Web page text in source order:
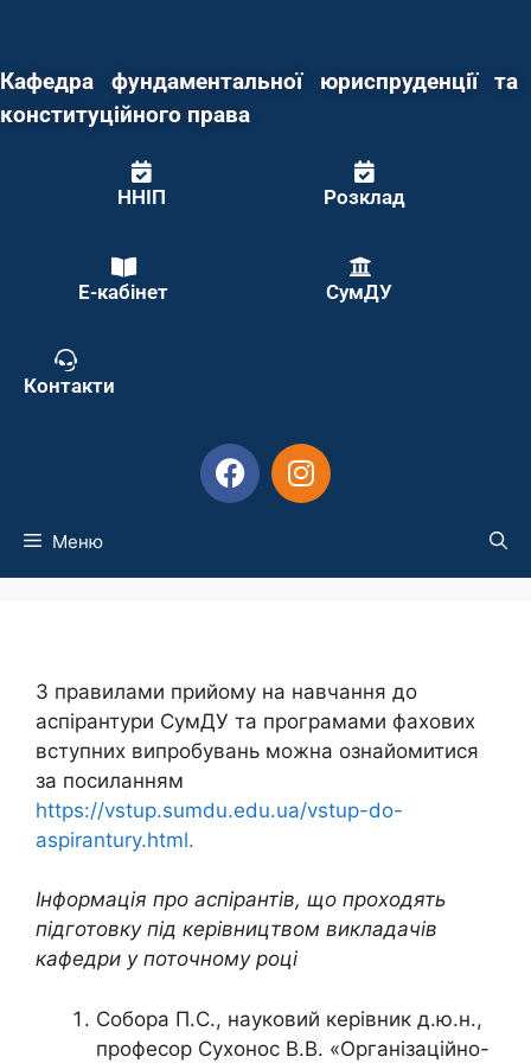
Кафедра фундаментальної юриспруденції та
конституційного права
ННІП Розклад
Е-кабінет СумДУ
Контакти
Меню
З правилами прийому на навчання до
аспірантури СумДУ та програмами фахових
вступних випробувань можна ознайомитися
за посиланням
https://vstup.sumdu.edu.ua/vstup-do-
aspirantury.html.
Інформація про аспірантів, що проходять
підготовку під керівництвом викладачів
кафедри у поточному році
Собора П.С., науковий керівник д.ю.н.,
професор Сухонос В.В. «Організаційно-